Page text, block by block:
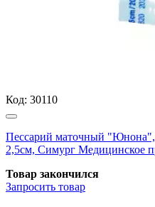
Код: 30110
Пессарий маточный
2,5см, Симург Медицинское
Товар закончился
Запросить товар